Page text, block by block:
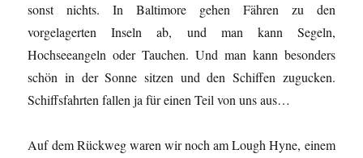
sonst nichts. In Baltimore gehen Fähren zu den
vorgelagerten Inseln ab, und man kann Segeln,
Hochseeangeln oder Tauchen. Und man kann besonders
schön in der Sonne sitzen und den Schiffen zugucken.
Schiffsfahrten fallen ja für einen Teil von uns aus…
Auf dem Rückweg waren wir noch am Lough Hyne, einem